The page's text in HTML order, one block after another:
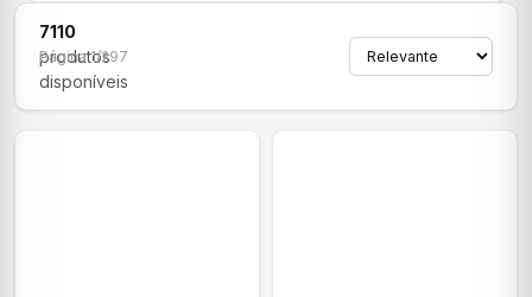
7110
produtos
disponíveis
Página 1/297